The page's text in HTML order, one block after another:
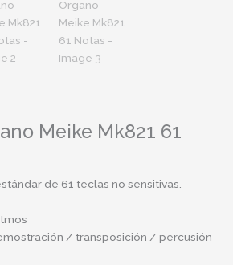
Meike Mk821 61
de 61 teclas no sensitivas.
/ transposición / percusión